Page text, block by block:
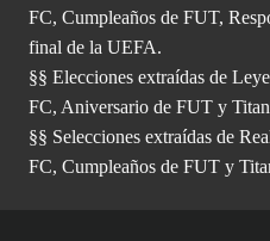
FC, Cumpleaños de FUT,
final de la UEFA.
§§ Elecciones extraídas de
FC, Aniversario de FUT y
§§ Selecciones extraídas de
FC, Cumpleaños de FUT y